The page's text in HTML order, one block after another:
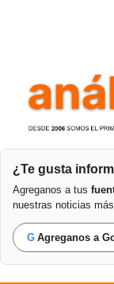
¿Te gusta
Agreganos a tus
nuestras noticias
G Agreganos a